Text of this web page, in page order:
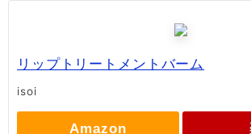
リップトリートメントバーム
isoi
Amazon